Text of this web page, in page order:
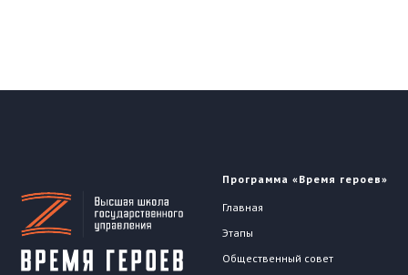
Программа «Время героев»
Главная
Этапы
Общественный совет